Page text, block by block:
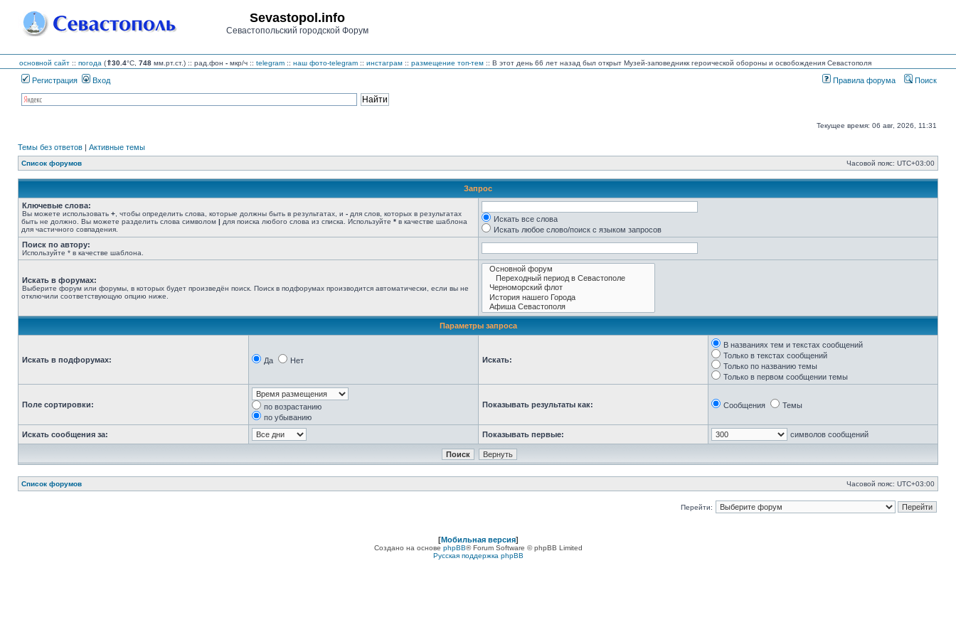
Sevastopol.info
Севастопольский городской Форум
основной сайт :: погода (⇑30.4°C, 748 мм.рт.ст.) :: рад.фон - мкр/ч :: telegram :: наш фото-telegram :: инстаграм :: размещение топ-тем :: В этот день 66 лет назад был открыт Музей-заповедникк героической обороны и освобождения Севастополя
Регистрация Вход Правила форума Поиск
Текущее время: 06 авг, 2026, 11:31
Темы без ответов | Активные темы
Список форумов Часовой пояс: UTC+03:00
Запрос
Ключевые слова:
Вы можете использовать + , чтобы определить слова, которые должны быть в результатах, и - для слов, которых в результатах
быть не должно. Вы можете разделить слова символом | для поиска любого слова из списка. Используйте * в качестве шаблона
для частичного совпадения.
Искать все слова
Искать любое слово/поиск с языком запросов
Поиск по автору:
Используйте * в качестве шаблона.
Искать в форумах:
Выберите форум или форумы, в которых будет произведён поиск. Поиск в подфорумах производится автоматически, если вы не
отключили соответствующую опцию ниже.
Параметры запроса
Искать в подфорумах: Да Нет Искать:
В названиях тем и текстах сообщений
Только в текстах сообщений
Только по названию темы
Только в первом сообщении темы
Поле сортировки:
по возрастанию
по убыванию
Показывать результаты как: Сообщения Темы
Искать сообщения за: Показывать первые: символов сообщений
Список форумов Часовой пояс: UTC+03:00
Перейти:
[Мобильная версия]
Создано на основе phpBB® Forum Software © phpBB Limited
Русская поддержка phpBB